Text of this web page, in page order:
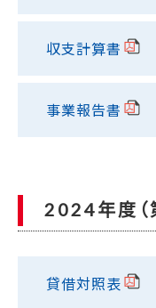
収支計算書
事業報告書
2024年度（
貸借対照表